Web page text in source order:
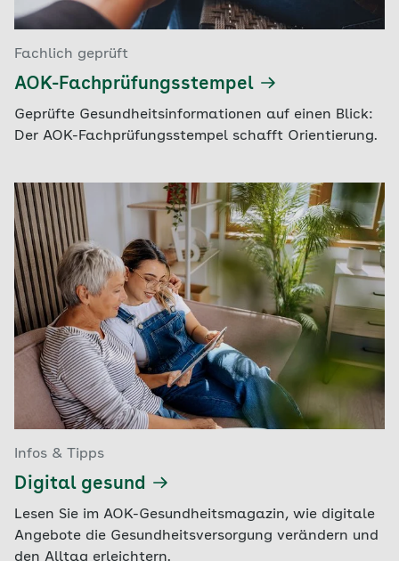
Fachlich geprüft
AOK-Fachprüfungsstempel
Geprüfte Gesundheitsinformationen auf einen Blick:
Der AOK-Fachprüfungsstempel schafft Orientierung.
Infos & Tipps
Digital gesund
Lesen Sie im AOK-Gesundheitsmagazin, wie digitale
Angebote die Gesundheitsversorgung verändern und
den Alltag erleichtern.